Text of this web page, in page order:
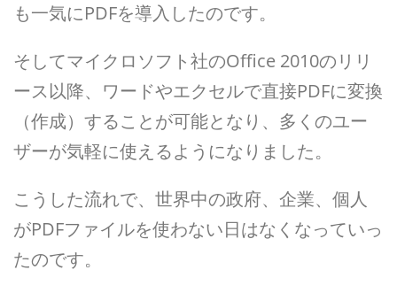
も一気にPDFを導入したのです。
そしてマイクロソフト社のOffice 2010のリリ
ース以降、ワードやエクセルで直接PDFに変換
（作成）することが可能となり、多くのユー
ザーが気軽に使えるようになりました。
こうした流れで、世界中の政府、企業、個人
がPDFファイルを使わない日はなくなっていっ
たのです。